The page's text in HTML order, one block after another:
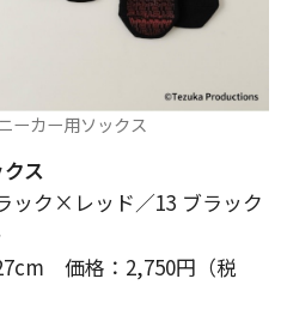
ーカー用ソックス
ス
ック×レッド／13 ブラック
価格：2,750円（税